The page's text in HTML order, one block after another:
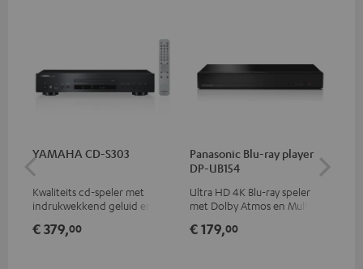
YAMAHA CD-S303
Kwaliteits cd-speler met
indrukwekkend geluid en
€ 379,00
Panasonic Blu-ray player
DP-UB154
Ultra HD 4K Blu-ray speler
met Dolby Atmos en Multi
waaronder HDR10+ voor
€ 179,00